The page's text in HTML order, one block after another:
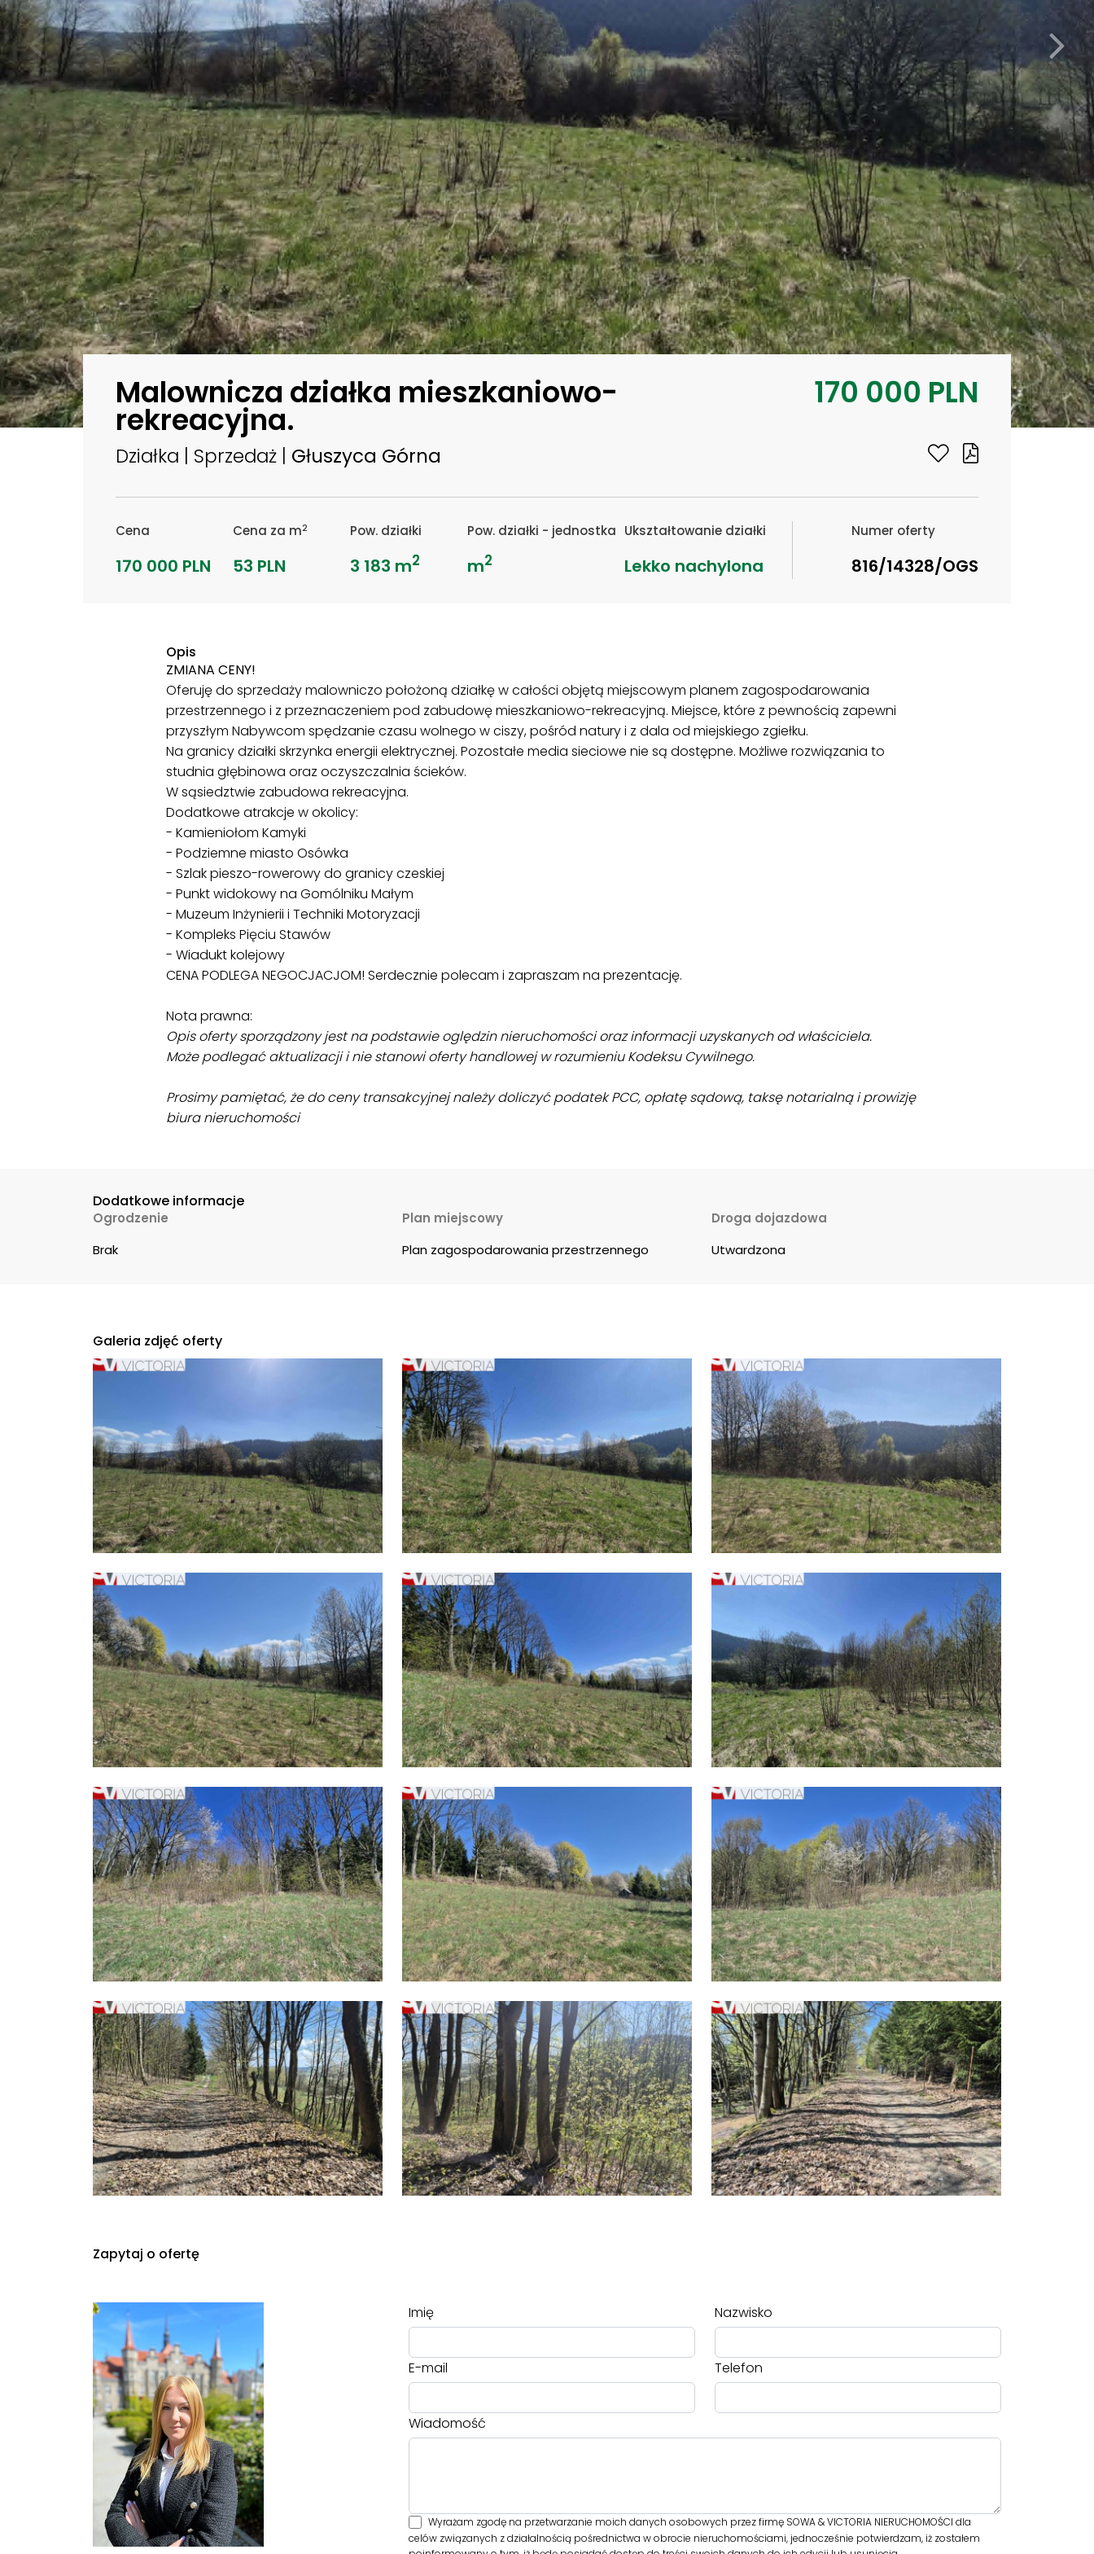
Malownicza działka mieszkaniowo-
rekreacyjna.
Działka | Sprzedaż | Głuszyca Górna
170 000 PLN
Cena
170 000 PLN
Cena za m2
53 PLN
Pow. działki
3 183 m2
Pow. działki - jednostka
m2
Ukształtowanie działki
Lekko nachylona
Numer oferty
816/14328/OGS
Opis
ZMIANA CENY!
Oferuję do sprzedaży malowniczo położoną działkę w całości objętą miejscowym planem zagospodarowania
przestrzennego i z przeznaczeniem pod zabudowę mieszkaniowo-rekreacyjną. Miejsce, które z pewnością zapewni
przyszłym Nabywcom spędzanie czasu wolnego w ciszy, pośród natury i z dala od miejskiego zgiełku.
Na granicy działki skrzynka energii elektrycznej. Pozostałe media sieciowe nie są dostępne. Możliwe rozwiązania to
studnia głębinowa oraz oczyszczalnia ścieków.
W sąsiedztwie zabudowa rekreacyjna.
Dodatkowe atrakcje w okolicy:
- Kamieniołom Kamyki
- Podziemne miasto Osówka
- Szlak pieszo-rowerowy do granicy czeskiej
- Punkt widokowy na Gomólniku Małym
- Muzeum Inżynierii i Techniki Motoryzacji
- Kompleks Pięciu Stawów
- Wiadukt kolejowy
CENA PODLEGA NEGOCJACJOM! Serdecznie polecam i zapraszam na prezentację.
Nota prawna:
Opis oferty sporządzony jest na podstawie oględzin nieruchomości oraz informacji uzyskanych od właściciela.
Może podlegać aktualizacji i nie stanowi oferty handlowej w rozumieniu Kodeksu Cywilnego.
Prosimy pamiętać, że do ceny transakcyjnej należy doliczyć podatek PCC, opłatę sądową, taksę notarialną i prowizję
biura nieruchomości
Dodatkowe informacje
Ogrodzenie
Brak
Plan miejscowy
Plan zagospodarowania przestrzennego
Droga dojazdowa
Utwardzona
Galeria zdjęć oferty
Zapytaj o ofertę
Imię Nazwisko
E-mail Telefon
Wiadomość
Wyrażam zgodę na przetwarzanie moich danych osobowych przez firmę SOWA & VICTORIA NIERUCHOMOŚCI dla
celów związanych z działalnością pośrednictwa w obrocie nieruchomościami, jednocześnie potwierdzam, iż zostałem